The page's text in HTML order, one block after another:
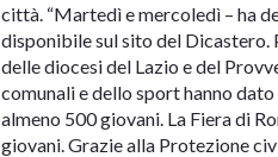
città. “Martedì e mercoledì – ha
disponibile sul sito del Dicastero.
delle diocesi del Lazio e del
comunali e dello sport hanno
almeno 500 giovani. La Fiera di
giovani. Grazie alla Protezione